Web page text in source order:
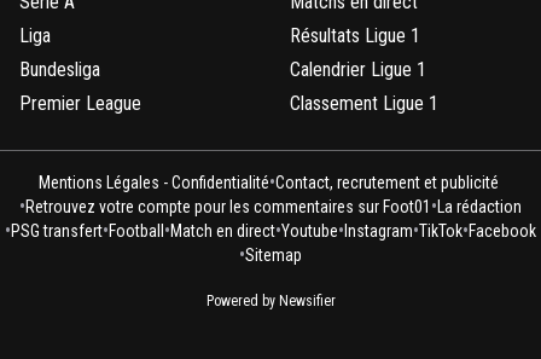
Liga
Bundesliga
Premier League
Résultats Ligue 1
Calendrier Ligue 1
Classement Ligue 1
Mentions Légales - Confidentialité•Contact, recrutement et publicité
•Retrouvez votre compte pour les commentaires sur Foot01 • La rédaction
•PSG transfert•Football •Match en direct•Youtube• Instagram•TikTok•Facebook
•Sitemap
Powered by Newsifier